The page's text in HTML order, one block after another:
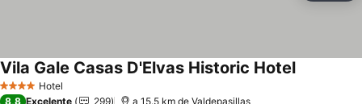
4 EstrelasHotel
Vila Gale Casas D'Elvas Historic HotelVer preços
8,8 Excelente 299 a 15.5 km de Valdepasillas